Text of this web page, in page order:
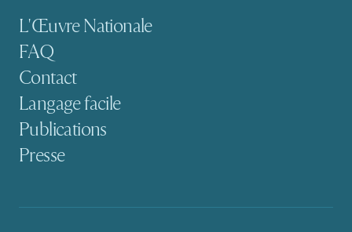
Navigation secondaire
L'Œuvre Nationale
FAQ
Contact
Langage facile
Publications
Presse